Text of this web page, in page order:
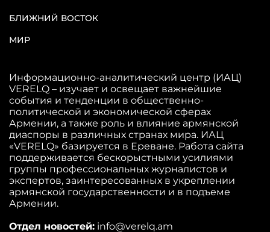
БЛИЖНИЙ ВОСТОК
МИР
Информационно-аналитический центр (ИАЦ)
VERELQ – изучает и освещает важнейшие
события и тенденции в общественно-
политической и экономической сферах
Армении, а также роль и влияние армянской
диаспоры в различных странах мира. ИАЦ
«VERELQ» базируется в Ереване. Работа сайта
поддерживается бескорыстными усилиями
группы профессиональных журналистов и
экспертов, заинтересованных в укреплении
армянской государственности и в подъеме
Армении.
Отдел новостей: info@verelq.am